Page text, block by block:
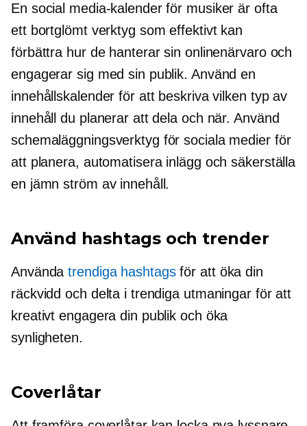
En social media-kalender för musiker är ofta
ett bortglömt verktyg som effektivt kan
förbättra hur de hanterar sin onlinenärvaro och
engagerar sig med sin publik. Använd en
innehållskalender för att beskriva vilken typ av
innehåll du planerar att dela och när. Använd
schemaläggningsverktyg för sociala medier för
att planera, automatisera inlägg och säkerställa
en jämn ström av innehåll.
Använd hashtags och trender
Användatrendiga hashtagsför att öka din
räckvidd och delta i trendiga utmaningar för att
kreativt engagera din publik och öka
synligheten.
Coverlåtar